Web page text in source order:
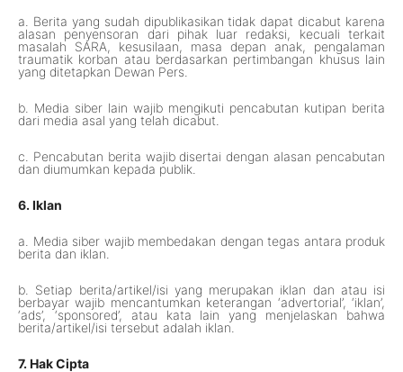
a. Berita yang sudah dipublikasikan tidak dapat dicabut karena
alasan penyensoran dari pihak luar redaksi, kecuali terkait
masalah SARA, kesusilaan, masa depan anak, pengalaman
traumatik korban atau berdasarkan pertimbangan khusus lain
yang ditetapkan Dewan Pers.
b. Media siber lain wajib mengikuti pencabutan kutipan berita
dari media asal yang telah dicabut.
c. Pencabutan berita wajib disertai dengan alasan pencabutan
dan diumumkan kepada publik.
6. Iklan
a. Media siber wajib membedakan dengan tegas antara produk
berita dan iklan.
b. Setiap berita/artikel/isi yang merupakan iklan dan atau isi
berbayar wajib mencantumkan keterangan ‘advertorial’, ‘iklan’,
‘ads’, ‘sponsored’, atau kata lain yang menjelaskan bahwa
berita/artikel/isi tersebut adalah iklan.
7. Hak Cipta